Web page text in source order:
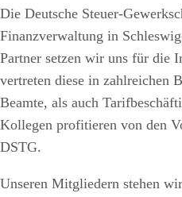
Die Deutsche Steuer-
Finanzverwaltung in
Partner setzen wir uns für die
vertreten diese in zahlreichen
Beamte, als auch
Kollegen profitieren von den
DSTG.
Unseren Mitgliedern stehen